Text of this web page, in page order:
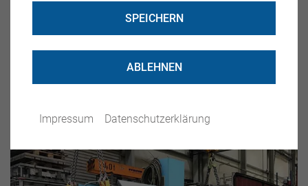
Exzellent ausgebildete & erfahrene
Transporteure
SPEICHERN
ABLEHNEN
Impressum Datenschutzerklärung